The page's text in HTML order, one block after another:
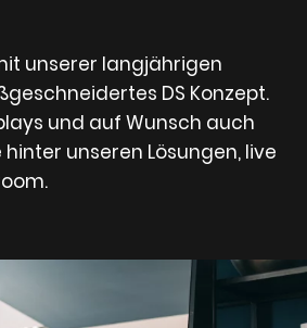
unserer langjährigen
DS Konzept.
und auf Wunsch auch
unseren Lösungen, live